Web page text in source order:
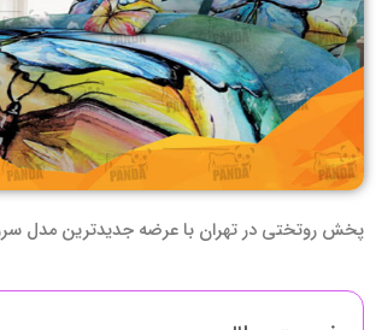
پخش روتختی در تهران با عرضه جدیدترین مدل